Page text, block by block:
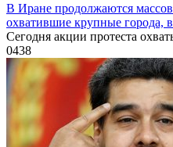
В Иране продолжаются
охватившие крупные города,
Сегодня акции протеста
0438